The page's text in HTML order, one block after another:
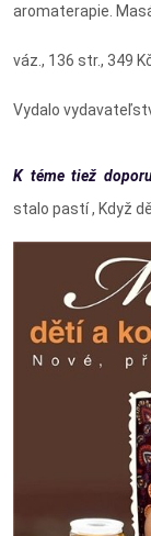
aromaterapie.
váz., 136 str., 349
Vydalo
K téme tiež
stalo pastí , Když